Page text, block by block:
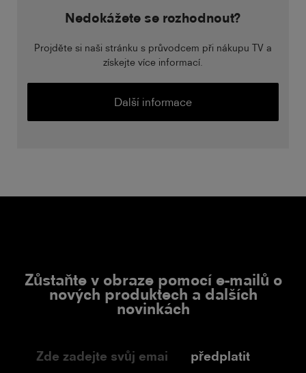
Nedokážete se rozhodnout?
Projděte si naši stránku s průvodcem při nákupu TV a
získejte více informací.
Další informace
Zůstaňte v obraze pomocí e-mailů o
nových produktech a dalších
novinkách
předplatit